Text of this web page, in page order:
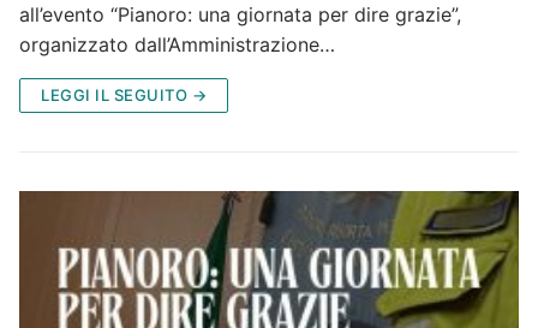
all’evento “Pianoro: una giornata per dire grazie”,
organizzato dall’Amministrazione…
LEGGI IL SEGUITO →